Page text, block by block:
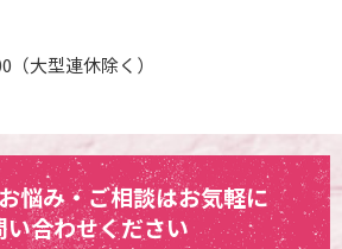
（大型連休除く）
悩み・ご相談はお気軽に
い合わせください